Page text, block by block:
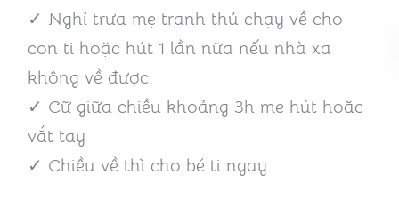
✓ Nghỉ trưa mẹ tranh thủ chạy về cho
con ti hoặc hút 1 lần nữa nếu nhà xa
không về được.
✓ Cữ giữa chiều khoảng 3h mẹ hút hoặc
vắt tay
✓ Chiều về thì cho bé ti ngay